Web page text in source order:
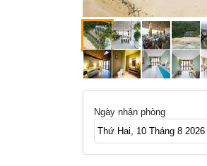
Ngày nhận phòng